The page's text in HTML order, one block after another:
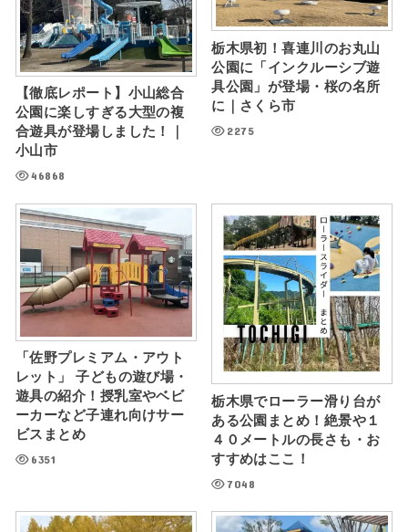
【徹底レポート】小山総合
公園に楽しすぎる大型の複
合遊具が登場しました！｜
小山市
46868
栃木県初！喜連川のお丸山
公園に「インクルーシブ遊
具公園」が登場・桜の名所
に｜さくら市
2275
「佐野プレミアム・アウト
レット」 子どもの遊び場・
遊具の紹介！授乳室やベビ
ーカーなど子連れ向けサー
ビスまとめ
6351
栃木県でローラー滑り台が
ある公園まとめ！絶景や１
４０メートルの長さも・お
すすめはここ！
7048